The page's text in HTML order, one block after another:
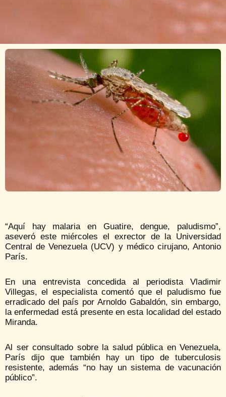
“Aquí hay malaria en Guatire, dengue, paludismo”,
aseveró este miércoles el exrector de la Universidad
Central de Venezuela (UCV) y médico cirujano, Antonio
París.
En una entrevista concedida al periodista Vladimir
Villegas, el especialista comentó que el paludismo fue
erradicado del país por Arnoldo Gabaldón, sin embargo,
la enfermedad está presente en esta localidad del estado
Miranda.
Al ser consultado sobre la salud pública en Venezuela,
París dijo que también hay un tipo de tuberculosis
resistente, además “no hay un sistema de vacunación
público”.